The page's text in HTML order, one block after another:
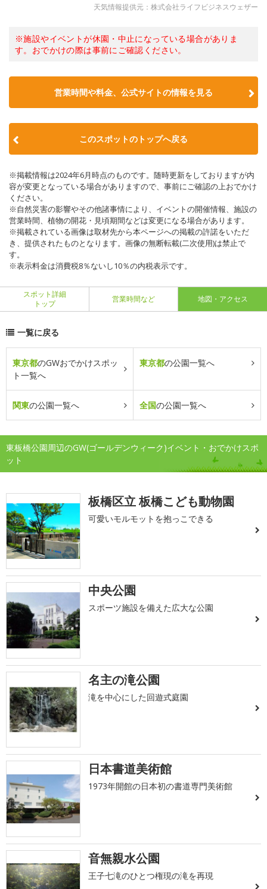
天気情報提供元：株式会社ライフビジネスウェザー
※施設やイベントが休園・中止になっている場合がありま
す。おでかけの際は事前にご確認ください。
営業時間や料金、公式サイトの情報を見る
このスポットのトップへ戻る
※掲載情報は2024年6月時点のものです。随時更新をしておりますが内
容が変更となっている場合がありますので、事前にご確認の上おでかけ
ください。
※自然災害の影響やその他諸事情により、イベントの開催情報、施設の
営業時間、植物の開花・見頃期間などは変更になる場合があります。
※掲載されている画像は取材先から本ページへの掲載の許諾をいただ
き、提供されたものとなります。画像の無断転載(二次使用)は禁止で
す。
※表示料金は消費税8％ないし10％の内税表示です。
スポット詳細
トップ
営業時間など 地図・アクセス
一覧に戻る
東京都のGWおでかけスポッ
ト一覧へ
東京都の公園一覧へ
関東の公園一覧へ 全国の公園一覧へ
東板橋公園周辺のGW(ゴールデンウィーク)イベント・おでかけスポ
ット
板橋区立 板橋こども動物園
可愛いモルモットを抱っこできる
中央公園
スポーツ施設を備えた広大な公園
名主の滝公園
滝を中心にした回遊式庭園
日本書道美術館
1973年開館の日本初の書道専門美術館
音無親水公園
王子七滝のひとつ権現の滝を再現